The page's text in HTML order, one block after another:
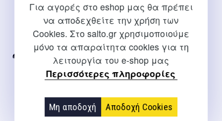
Για αγορές στο eshop μας θα πρέπει
να αποδεχθείτε την χρήση των
Cookies. Στο salto.gr χρησιμοποιούμε
μόνο τα απαραίτητα cookies για τη
λειτουργία του e-shop μας
Περισσότερες πληροφορίες
Μη αποδοχή Αποδοχή Cookies
ΕΠΙΚΟΙΝΩΝΊΑ
Για διευκρινίσεις και υποστήριξη παραγγελιών μέσω του
2310 267108
info@salto.gr
Αγγελάκη 21, Θεσσαλονίκη